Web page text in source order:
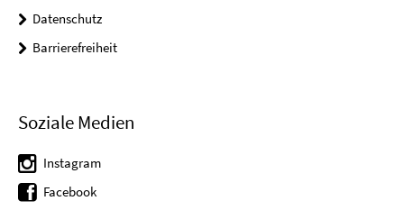
Datenschutz
Barrierefreiheit
Soziale Medien
Instagram
Facebook